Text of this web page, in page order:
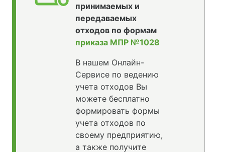
принимаемых и
передаваемых
отходов по формам
приказа МПР №1028
В нашем Онлайн-
Сервисе по ведению
учета отходов Вы
можете бесплатно
формировать формы
учета отходов по
своему предприятию,
а также получите